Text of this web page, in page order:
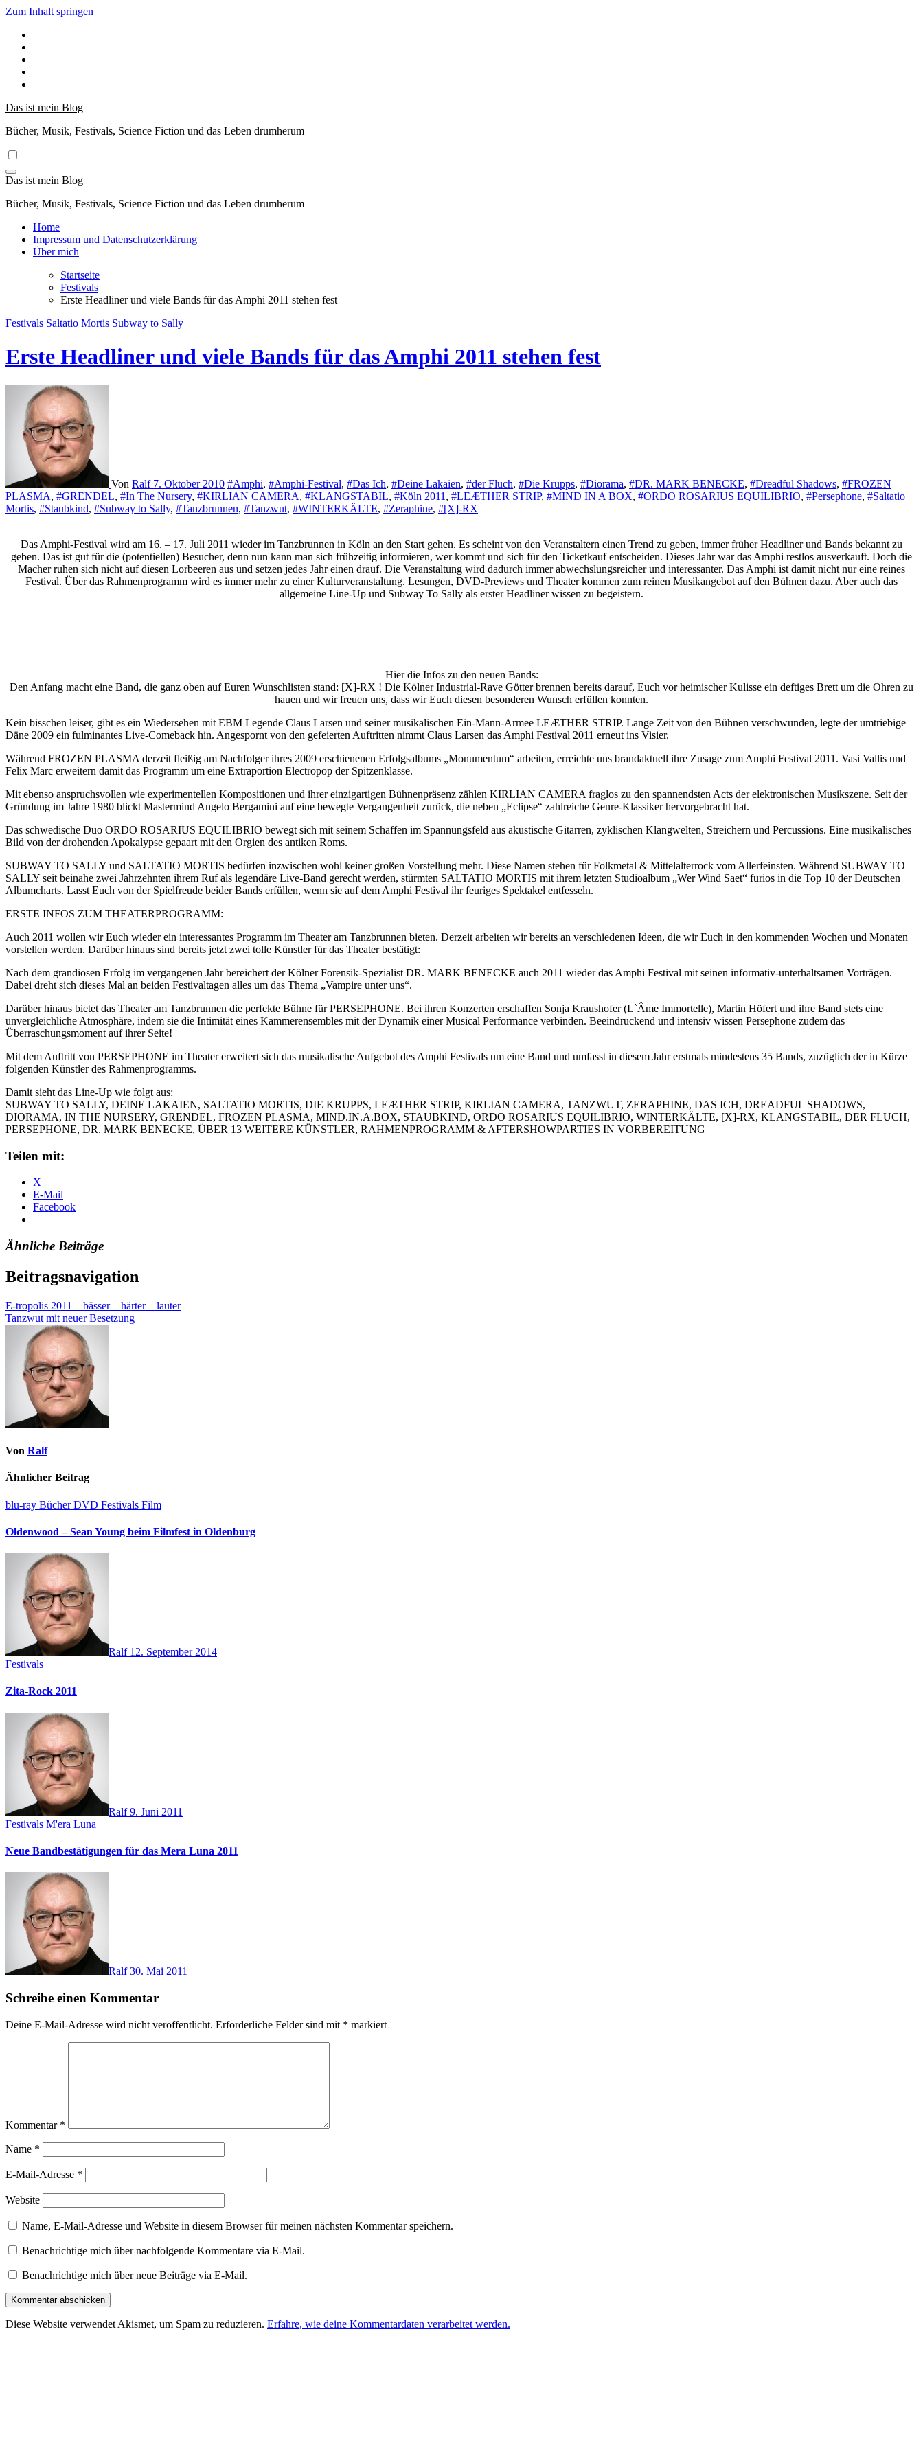
Zum Inhalt springen
Das ist mein Blog
Bücher, Musik, Festivals, Science Fiction und das Leben drumherum
Das ist mein Blog
Bücher, Musik, Festivals, Science Fiction und das Leben drumherum
Home
Impressum und Datenschutzerklärung
Über mich
Startseite
Festivals
Erste Headliner und viele Bands für das Amphi 2011 stehen fest
Festivals Saltatio Mortis Subway to Sally
Erste Headliner und viele Bands für das Amphi 2011 stehen fest
Von Ralf 7. Oktober 2010 #Amphi, #Amphi-Festival, #Das Ich, #Deine Lakaien, #der Fluch, #Die Krupps, #Diorama, #DR. MARK BENECKE, #Dreadful Shadows, #FROZEN
PLASMA, #GRENDEL, #In The Nursery, #KIRLIAN CAMERA, #KLANGSTABIL, #Köln 2011 , #LEÆTHER STRIP, #MIND IN A BOX, #ORDO ROSARIUS EQUILIBRIO, #Persephone, #Saltatio
Mortis, #Staubkind, #Subway to Sally, #Tanzbrunnen, #Tanzwut, #WINTERKÄLTE, #Zeraphine, #[X]-RX
Das Amphi-Festival wird am 16. – 17. Juli 2011 wieder im Tanzbrunnen in Köln an den Start gehen. Es scheint von den Veranstaltern einen Trend zu geben, immer früher Headliner und Bands bekannt zu
geben. Das ist gut für die (potentiellen) Besucher, denn nun kann man sich frühzeitig informieren, wer kommt und sich für den Ticketkauf entscheiden. Dieses Jahr war das Amphi restlos ausverkauft. Doch die
Macher ruhen sich nicht auf diesen Lorbeeren aus und setzen jedes Jahr einen drauf. Die Veranstaltung wird dadurch immer abwechslungsreicher und interessanter. Das Amphi ist damit nicht nur eine reines
Festival. Über das Rahmenprogramm wird es immer mehr zu einer Kulturveranstaltung. Lesungen, DVD-Previews und Theater kommen zum reinen Musikangebot auf den Bühnen dazu. Aber auch das
allgemeine Line-Up und Subway To Sally als erster Headliner wissen zu begeistern.
Hier die Infos zu den neuen Bands:
Den Anfang macht eine Band, die ganz oben auf Euren Wunschlisten stand: [X]-RX ! Die Kölner Industrial-Rave Götter brennen bereits darauf, Euch vor heimischer Kulisse ein deftiges Brett um die Ohren zu
hauen und wir freuen uns, dass wir Euch diesen besonderen Wunsch erfüllen konnten.
Kein bisschen leiser, gibt es ein Wiedersehen mit EBM Legende Claus Larsen und seiner musikalischen Ein-Mann-Armee LEÆTHER STRIP. Lange Zeit von den Bühnen verschwunden, legte der umtriebige
Däne 2009 ein fulminantes Live-Comeback hin. Angespornt von den gefeierten Auftritten nimmt Claus Larsen das Amphi Festival 2011 erneut ins Visier.
Während FROZEN PLASMA derzeit fleißig am Nachfolger ihres 2009 erschienenen Erfolgsalbums „Monumentum“ arbeiten, erreichte uns brandaktuell ihre Zusage zum Amphi Festival 2011. Vasi Vallis und
Felix Marc erweitern damit das Programm um eine Extraportion Electropop der Spitzenklasse.
Mit ebenso anspruchsvollen wie experimentellen Kompositionen und ihrer einzigartigen Bühnenpräsenz zählen KIRLIAN CAMERA fraglos zu den spannendsten Acts der elektronischen Musikszene. Seit der
Gründung im Jahre 1980 blickt Mastermind Angelo Bergamini auf eine bewegte Vergangenheit zurück, die neben „Eclipse“ zahlreiche Genre-Klassiker hervorgebracht hat.
Das schwedische Duo ORDO ROSARIUS EQUILIBRIO bewegt sich mit seinem Schaffen im Spannungsfeld aus akustische Gitarren, zyklischen Klangwelten, Streichern und Percussions. Eine musikalisches
Bild von der drohenden Apokalypse gepaart mit den Orgien des antiken Roms.
SUBWAY TO SALLY und SALTATIO MORTIS bedürfen inzwischen wohl keiner großen Vorstellung mehr. Diese Namen stehen für Folkmetal & Mittelalterrock vom Allerfeinsten. Während SUBWAY TO
SALLY seit beinahe zwei Jahrzehnten ihrem Ruf als legendäre Live-Band gerecht werden, stürmten SALTATIO MORTIS mit ihrem letzten Studioalbum „Wer Wind Saet“ furios in die Top 10 der Deutschen
Albumcharts. Lasst Euch von der Spielfreude beider Bands erfüllen, wenn sie auf dem Amphi Festival ihr feuriges Spektakel entfesseln.
ERSTE INFOS ZUM THEATERPROGRAMM:
Auch 2011 wollen wir Euch wieder ein interessantes Programm im Theater am Tanzbrunnen bieten. Derzeit arbeiten wir bereits an verschiedenen Ideen, die wir Euch in den kommenden Wochen und Monaten
vorstellen werden. Darüber hinaus sind bereits jetzt zwei tolle Künstler für das Theater bestätigt:
Nach dem grandiosen Erfolg im vergangenen Jahr bereichert der Kölner Forensik-Spezialist DR. MARK BENECKE auch 2011 wieder das Amphi Festival mit seinen informativ-unterhaltsamen Vorträgen.
Dabei dreht sich dieses Mal an beiden Festivaltagen alles um das Thema „Vampire unter uns“.
Darüber hinaus bietet das Theater am Tanzbrunnen die perfekte Bühne für PERSEPHONE. Bei ihren Konzerten erschaffen Sonja Kraushofer (L`Âme Immortelle), Martin Höfert und ihre Band stets eine
unvergleichliche Atmosphäre, indem sie die Intimität eines Kammerensembles mit der Dynamik einer Musical Performance verbinden. Beeindruckend und intensiv wissen Persephone zudem das
Überraschungsmoment auf ihrer Seite!
Mit dem Auftritt von PERSEPHONE im Theater erweitert sich das musikalische Aufgebot des Amphi Festivals um eine Band und umfasst in diesem Jahr erstmals mindestens 35 Bands, zuzüglich der in Kürze
folgenden Künstler des Rahmenprogramms.
Damit sieht das Line-Up wie folgt aus:
SUBWAY TO SALLY, DEINE LAKAIEN, SALTATIO MORTIS, DIE KRUPPS, LEÆTHER STRIP, KIRLIAN CAMERA, TANZWUT, ZERAPHINE, DAS ICH, DREADFUL SHADOWS,
DIORAMA, IN THE NURSERY, GRENDEL, FROZEN PLASMA, MIND.IN.A.BOX, STAUBKIND, ORDO ROSARIUS EQUILIBRIO, WINTERKÄLTE, [X]-RX, KLANGSTABIL, DER FLUCH,
PERSEPHONE, DR. MARK BENECKE, ÜBER 13 WEITERE KÜNSTLER, RAHMENPROGRAMM & AFTERSHOWPARTIES IN VORBEREITUNG
Teilen mit:
X
E-Mail
Facebook
Ähnliche Beiträge
Beitragsnavigation
E-tropolis 2011 – bässer – härter – lauter
Tanzwut mit neuer Besetzung
Von Ralf
Ähnlicher Beitrag
blu-ray BücherDVD Festivals Film
Oldenwood – Sean Young beim Filmfest in Oldenburg
Ralf 12. September 2014
Festivals
Zita-Rock 2011
Ralf9. Juni 2011
Festivals M'era Luna
Neue Bandbestätigungen für das Mera Luna 2011
Ralf30. Mai 2011
Schreibe einen Kommentar
Deine E-Mail-Adresse wird nicht veröffentlicht. Erforderliche Felder sind mit * markiert
Kommentar *
Name *
E-Mail-Adresse *
Website
Name, E-Mail-Adresse und Website in diesem Browser für meinen nächsten Kommentar speichern.
Benachrichtige mich über nachfolgende Kommentare via E-Mail.
Benachrichtige mich über neue Beiträge via E-Mail.
Diese Website verwendet Akismet, um Spam zu reduzieren. Erfahre, wie deine Kommentardaten verarbeitet werden.